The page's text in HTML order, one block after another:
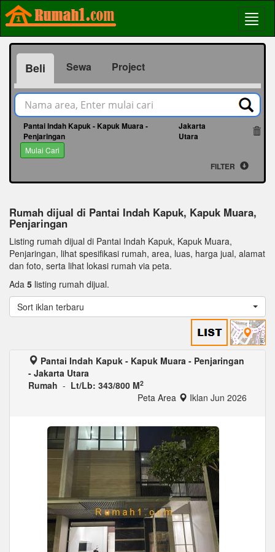
Beli Sewa Project
Pantai Indah Kapuk - Kapuk Muara -
Penjaringan
Jakarta
Utara
Mulai Cari
FILTER
Rumah dijual di Pantai Indah Kapuk, Kapuk Muara,
Penjaringan
Listing rumah dijual di Pantai Indah Kapuk, Kapuk Muara,
Penjaringan, lihat spesifikasi rumah, area, luas, harga jual, alamat
dan foto, serta lihat lokasi rumah via peta.
Ada 5 listing rumah dijual.
Sort iklan terbaru
Pantai Indah Kapuk - Kapuk Muara - Penjaringan
- Jakarta Utara
Rumah - Lt/Lb: 343/800 M2
Peta Area Iklan Jun 2026